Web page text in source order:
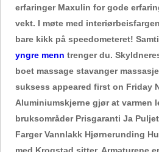
erfaringer Maxulin for gode
vekt. I møte med
bare kikk på speedometeret!
yngre menn trenger du.
boet massage stavanger
suksess appeared first on Friday
Aluminiumskjerne gjør at varmen
bruksområder Prisgaranti Ja
Farger Vannlakk Hjørnerunding